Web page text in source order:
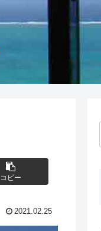
コピー
2021.02.25